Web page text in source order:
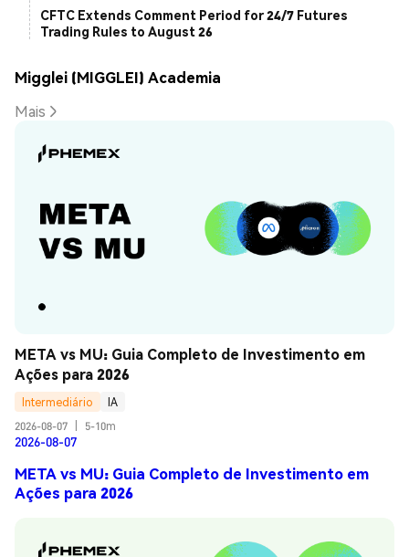
CFTC Extends Comment Period for 24/7 Futures
Trading Rules to August 26
Migglei (MIGGLEI) Academia
Mais
META vs MU: Guia Completo de Investimento em
Ações para 2026
Intermediário
IA
2026-08-07
5-10m
2026-08-07
META vs MU: Guia Completo de Investimento em
Ações para 2026